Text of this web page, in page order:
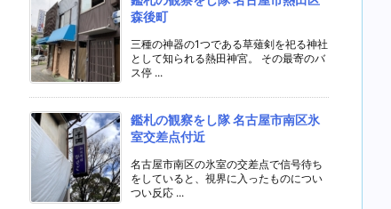
森後町
三種の神器の1つである草薙剣を祀る神社
として知られる熱田神宮。 その最寄のバ
ス停 ...
鑑札の観察をし隊 名古屋市南区氷
室交差点付近
名古屋市南区の氷室の交差点で信号待ち
をしていると、視界に入ったものについ
つい反応 ...